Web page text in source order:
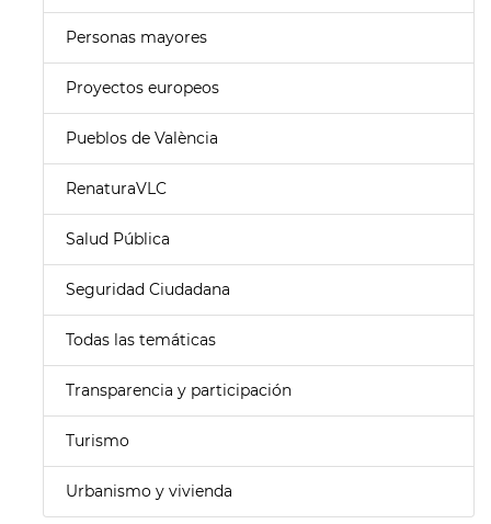
Personas mayores
Proyectos europeos
Pueblos de València
RenaturaVLC
Salud Pública
Seguridad Ciudadana
Todas las temáticas
Transparencia y participación
Turismo
Urbanismo y vivienda